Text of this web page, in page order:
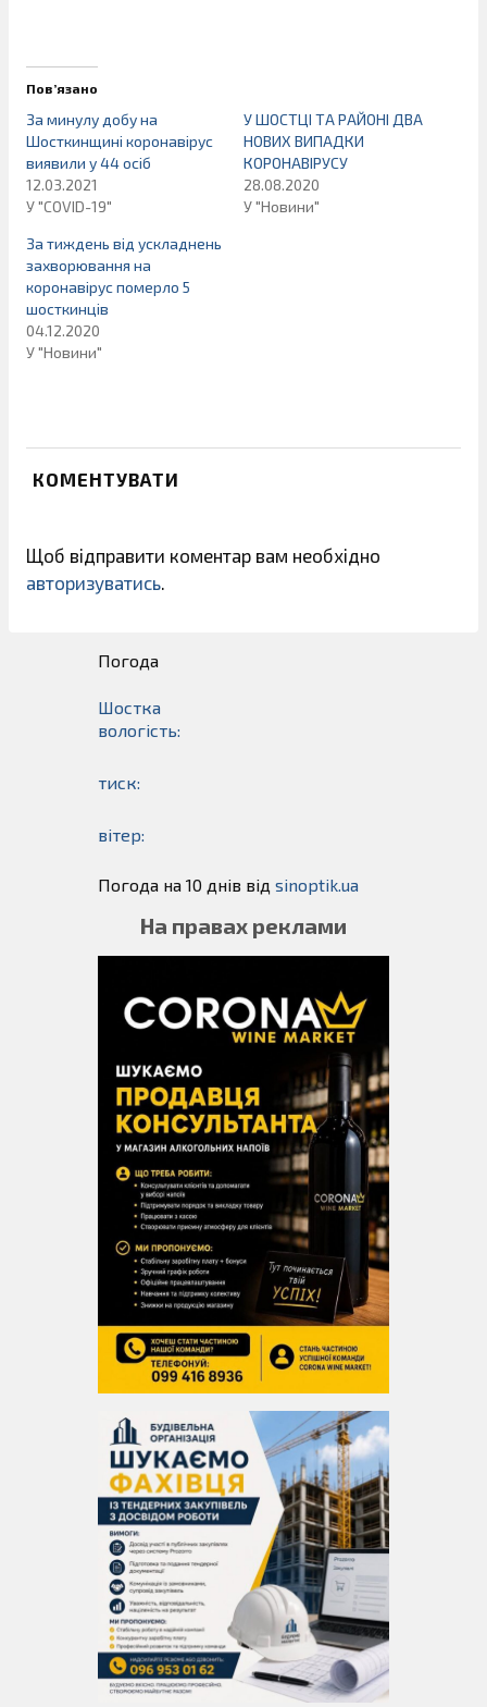
Пов’язано
За минулу добу на
Шосткинщині коронавірус
виявили у 44 осіб
12.03.2021
У "COVID-19"
У ШОСТЦІ ТА РАЙОНІ ДВА
НОВИХ ВИПАДКИ
КОРОНАВІРУСУ
28.08.2020
У "Новини"
За тиждень від ускладнень
захворювання на
коронавірус померло 5
шосткинців
04.12.2020
У "Новини"
КОМЕНТУВАТИ
Щоб відправити коментар вам необхідно
авторизуватись.
Погода
Шостка
вологість:
тиск:
вітер:
Погода на 10 днів від sinoptik.ua
На правах реклами